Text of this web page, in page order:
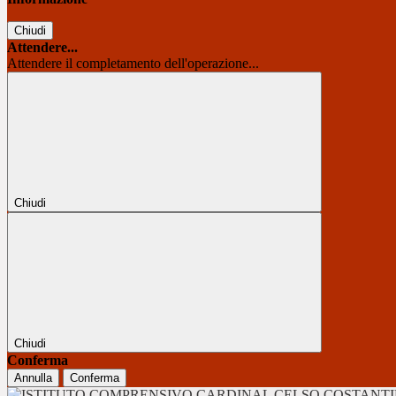
Chiudi
Attendere...
Attendere il completamento dell'operazione...
Chiudi
Chiudi
Conferma
Annulla Conferma